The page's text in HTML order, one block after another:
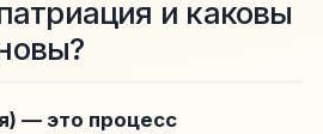
и каковы
— это процесс